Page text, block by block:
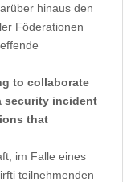
hinaus den
Föderationen
to collaborate
security incident
that
im Falle eines
teilnehmenden